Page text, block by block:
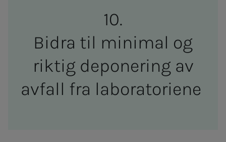
Bi­d­ra til mi­­­ni­­­mal og
rik­­­tig de­­­po­­­ne­ring av
av­­­fall fra la­bo­ra­to­rie­­­ne